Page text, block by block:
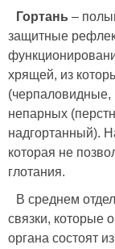
Гортань –
защитные
хрящей, из
непарных
надгортанный).
которая не
глотания.
В среднем
связки, которые
органа состоят